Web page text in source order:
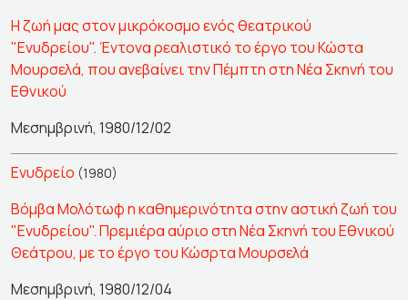
Η ζωή μας στον μικρόκοσμο ενός θεατρικού
"Ενυδρείου". Έντονα ρεαλιστικό το έργο του Κώστα
Μουρσελά, που ανεβαίνει την Πέμπτη στη Νέα Σκηνή του
Εθνικού
Μεσημβρινή, 1980/12/02
Ενυδρείο (1980)
Βόμβα Μολότωφ η καθημερινότητα στην αστική ζωή του
"Ενυδρείου". Πρεμιέρα αύριο στη Νέα Σκηνή του Εθνικού
Θεάτρου, με το έργο του Κώσρτα Μουρσελά
Μεσημβρινή, 1980/12/04